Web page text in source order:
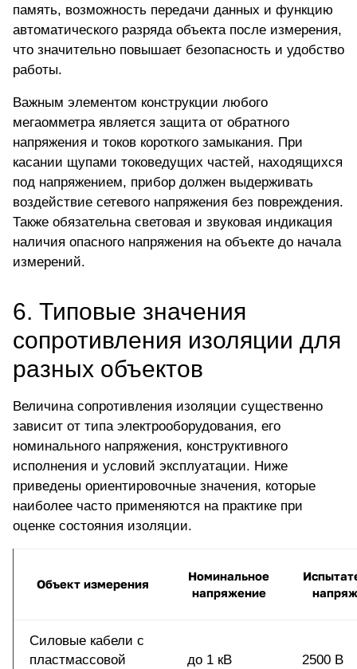
память, возможность передачи данных и функцию
автоматического разряда объекта после измерения,
что значительно повышает безопасность и удобство
работы.
Важным элементом конструкции любого
мегаомметра является защита от обратного
напряжения и токов короткого замыкания. При
касании щупами токоведущих частей, находящихся
под напряжением, прибор должен выдерживать
воздействие сетевого напряжения без повреждения.
Также обязательна световая и звуковая индикация
наличия опасного напряжения на объекте до начала
измерений.
6. Типовые значения
сопротивления изоляции для
разных объектов
Величина сопротивления изоляции существенно
зависит от типа электрооборудования, его
номинального напряжения, конструктивного
исполнения и условий эксплуатации. Ниже
приведены ориентировочные значения, которые
наиболее часто применяются на практике при
оценке состояния изоляции.
Объект измерения
Номинальное
напряжение
Силовые кабели с
пластмассовой
до 1 кВ 2500 В